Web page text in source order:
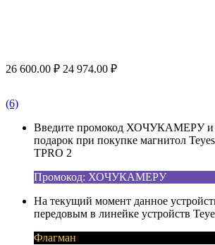
26 600.00 ₽ 24 974.00 ₽
(6)
Введите промокод ХОЧУКАМЕРУ и
подарок при покупке магнитол
TPRO 2
Промокод: ХОЧУКАМЕРУ
На текущий момент данное
передовым в линейке устройств
Флагман